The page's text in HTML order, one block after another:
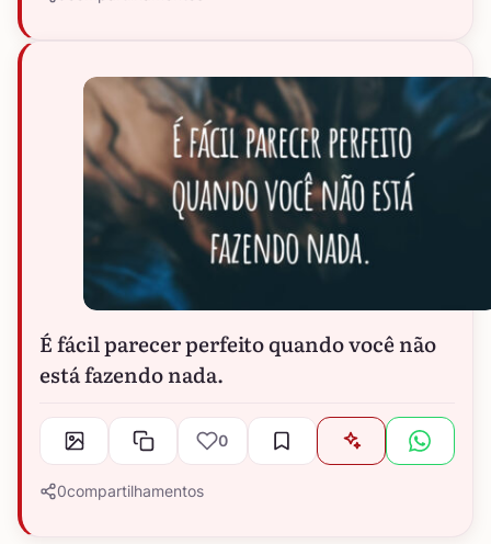
É fácil parecer perfeito quando você não
está fazendo nada.
0
0compartilhamentos